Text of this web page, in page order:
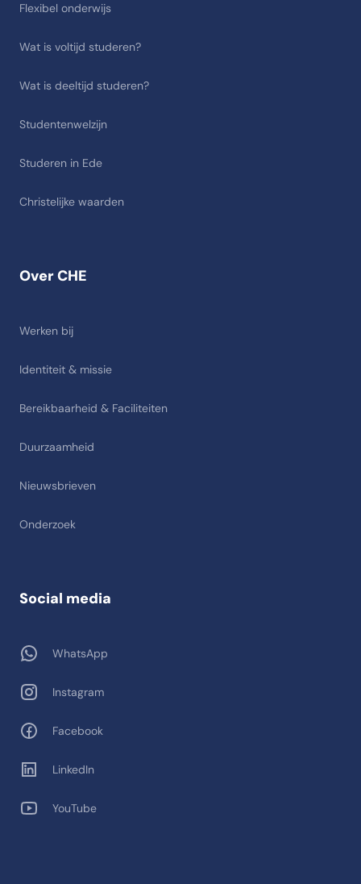
Over CHE
Werken bij
Identiteit & missie
Bereikbaarheid & Faciliteiten
Duurzaamheid
Nieuwsbrieven
Onderzoek
Flexibel onderwijs
Wat is voltijd studeren?
Wat is deeltijd studeren?
Studentenwelzijn
Studeren in Ede
Christelijke waarden
Social media
WhatsApp
Instagram
Facebook
LinkedIn
YouTube